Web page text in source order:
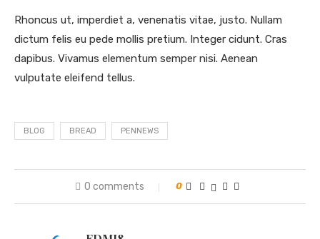
Rhoncus ut, imperdiet a, venenatis vitae, justo. Nullam
dictum felis eu pede mollis pretium. Integer cidunt. Cras
dapibus. Vivamus elementum semper nisi. Aenean
vulputate eleifend tellus.
BLOG BREAD PENNEWS
0 comments 0